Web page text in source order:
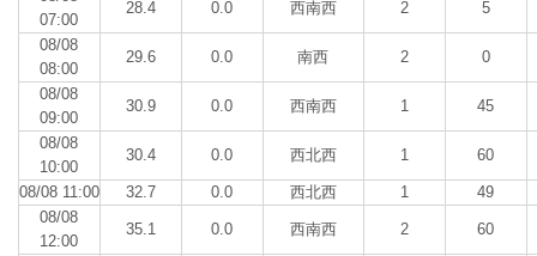
07:00
28.4 0.0 西南西 2 5
08/08
08:00
29.6 0.0 南西 2 0
08/08
09:00
30.9 0.0 西南西 1 45
08/08
10:00
30.4 0.0 西北西 1 60
08/08 11:00 32.7 0.0 西北西 1
49
08/08
12:00
35.1 0.0 西南西 2 60